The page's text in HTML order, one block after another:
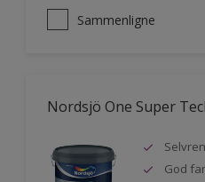
Sammenligne
Nordsjö One Super
God